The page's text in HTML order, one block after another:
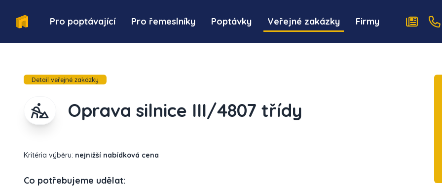
Pro poptávající Pro řemeslníky Poptávky Veřejné zakázky Firmy
Detail veřejné zakázky
Oprava silnice III/4807 třídy
Kritéria výběru: nejnižší nabídková cena
Co potřebujeme udělat: